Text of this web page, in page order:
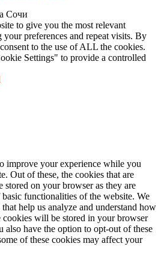
Сочи
to give you the most relevant
your preferences and repeat visits. By
to the use of ALL the cookies.
Settings" to provide a controlled
improve your experience while you
Out of these, the cookies that are
stored on your browser as they are
functionalities of the website. We
help us analyze and understand how
cookies will be stored in your browser
have the option to opt-out of these
of these cookies may affect your